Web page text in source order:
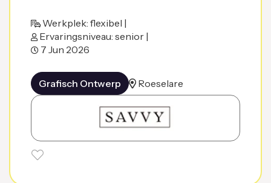
Werkplek: flexibel |
Ervaringsniveau: senior |
7 Jun 2026
Grafisch Ontwerp Roeselare